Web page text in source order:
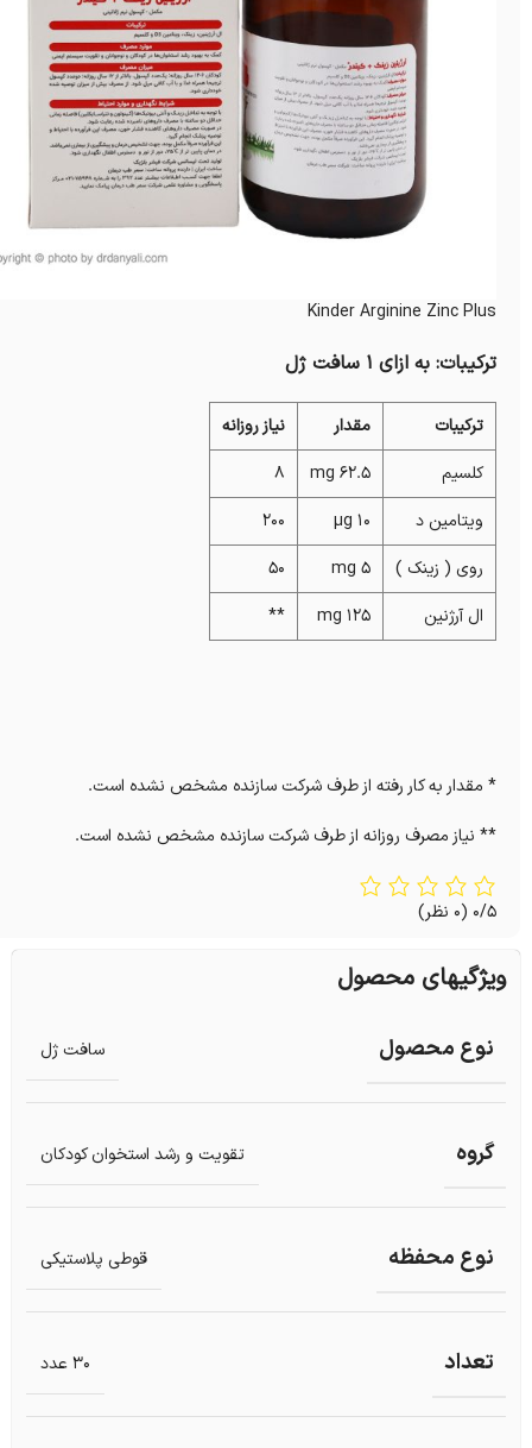
Kinder Arginine Zinc Plus
ترکیبات: به ازای 1 سافت ژل
ترکیبات مقدار
نیاز روزانه
کلسیم
62.5 mg
8
ویتامین د
10 µg
200
روی ( زینک )
5 mg
50
ال آرژنین
125 mg
**
* مقدار به کار رفته از طرف شرکت سازنده مشخص نشده است.
** نیاز مصرف روزانه از طرف شرکت سازنده مشخص نشده است.
0/5 (0 نظر)
ویژگیهای محصول
نوع محصول سافت ژل
گروه تقویت و رشد استخوان کودکان
نوع محفظه قوطی پلاستیکی
تعداد 30 عدد